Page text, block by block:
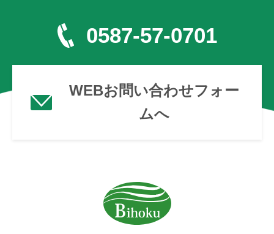
0587-57-0701
WEBお問い合わせフォー
ムへ